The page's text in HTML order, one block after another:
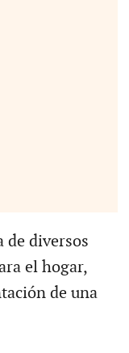
de diversos
el hogar,
de una